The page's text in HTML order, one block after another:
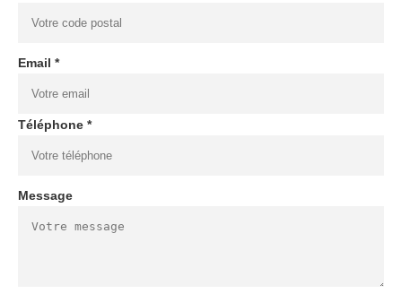
Email *
Téléphone *
Message